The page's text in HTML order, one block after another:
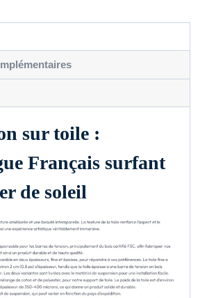
sur toile :
Français surfant
de soleil